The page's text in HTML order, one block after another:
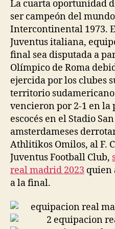
La cuarta oportunidad
ser campeón del
Intercontinental 1973.
Juventus italiana,
final sea disputada a
Olímpico de Roma
ejercida por los clubes
territorio
vencieron por 2-1 en la
escocés en el Stadio
amsterdameses
Athlitikos Omilos, al F.
Juventus Football Club,
real madrid 2023 quien
a la final.